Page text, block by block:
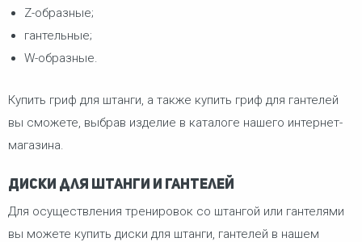
Z-образные;
гантельные;
W-образные.
Купить гриф для штанги, а также купить гриф для гантелей
вы сможете, выбрав изделие в каталоге нашего интернет-
магазина.
Диски для штанги и гантелей
Для осуществления тренировок со штангой или гантелями
вы можете купить диски для штанги, гантелей в нашем